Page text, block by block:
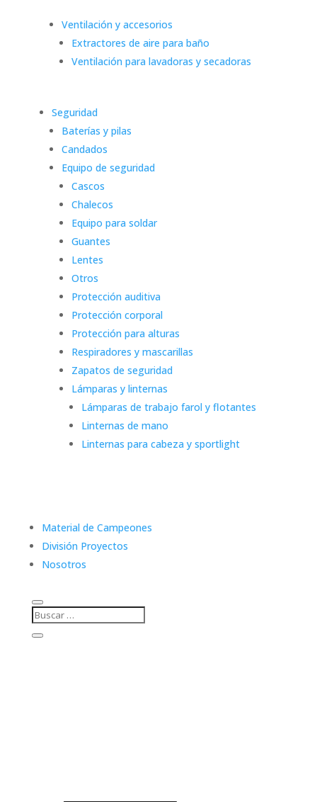
Ventilación y accesorios
Extractores de aire para baño
Ventilación para lavadoras y secadoras
Seguridad
Baterías y pilas
Candados
Equipo de seguridad
Cascos
Chalecos
Equipo para soldar
Guantes
Lentes
Otros
Protección auditiva
Protección corporal
Protección para alturas
Respiradores y mascarillas
Zapatos de seguridad
Lámparas y linternas
Lámparas de trabajo farol y flotantes
Linternas de mano
Linternas para cabeza y sportlight
Material de Campeones
División Proyectos
Nosotros